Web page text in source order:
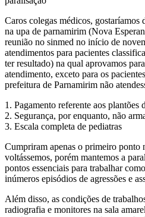
Caros colegas médicos, gostaríamos
na upa de parnamirim (Nova
reunião no sinmed no início de
atendimentos para pacientes
ter resultado) na qual aprovamos
atendimento, exceto para os
prefeitura de Parnamirim não
1. Pagamento referente aos plantões
2. Segurança, por enquanto, não
3. Escala completa de pediatras
Cumpriram apenas o primeiro ponto
voltássemos, porém mantemos a
pontos essenciais para trabalhar
inúmeros episódios de agressões e
Além disso, as condições de
radiografia e monitores na sala